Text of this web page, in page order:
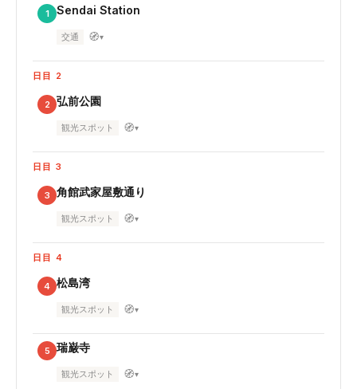
1 Sendai Station
交通 🧭▾
日目 2
2 弘前公園
観光スポット 🧭▾
日目 3
3 角館武家屋敷通り
観光スポット 🧭▾
日目 4
4 松島湾
観光スポット 🧭▾
5 瑞巌寺
観光スポット 🧭▾